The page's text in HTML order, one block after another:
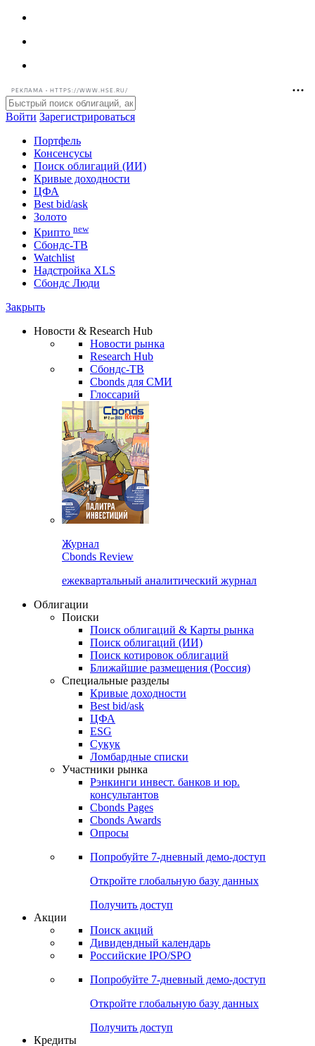
РЕКЛАМА • HTTPS://WWW.HSE.RU/
Войти Зарегистрироваться
Портфель
Консенсусы
Поиск облигаций (ИИ)
Кривые доходности
ЦФА
Best bid/ask
Золото
Крипто new
Watchlist
Сбондс Люди
Новости & Research Hub
Новости рынка
Research Hub
Сбондс-ТВ
Cbonds для СМИ
Глоссарий
Cbonds Review
ежеквартальный аналитический журнал
Облигации
Поиски
Поиск облигаций & Карты рынка
Поиск облигаций (ИИ)
Поиск котировок облигаций
Ближайшие размещения (Россия)
Специальные разделы
Кривые доходности
Best bid/ask
ЦФА
ESG
Сукук
Ломбардные списки
Участники рынка
Рэнкинги инвест. банков и юр.
Cbonds Pages
Опросы
Попробуйте7-дневный
Откройте глобальную базу данных
Получить доступ
Поиск акций
Российские IPO/SPO
Попробуйте7-дневный